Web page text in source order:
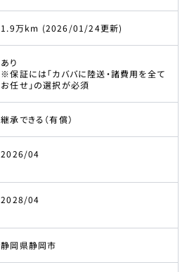
1.9万km (2026/01/24更新)
あり
※保証には「カババに陸送・諸費用を全て
お任せ」の選択が必須
継承できる（有償）
2026/04
2028/04
静岡県静岡市